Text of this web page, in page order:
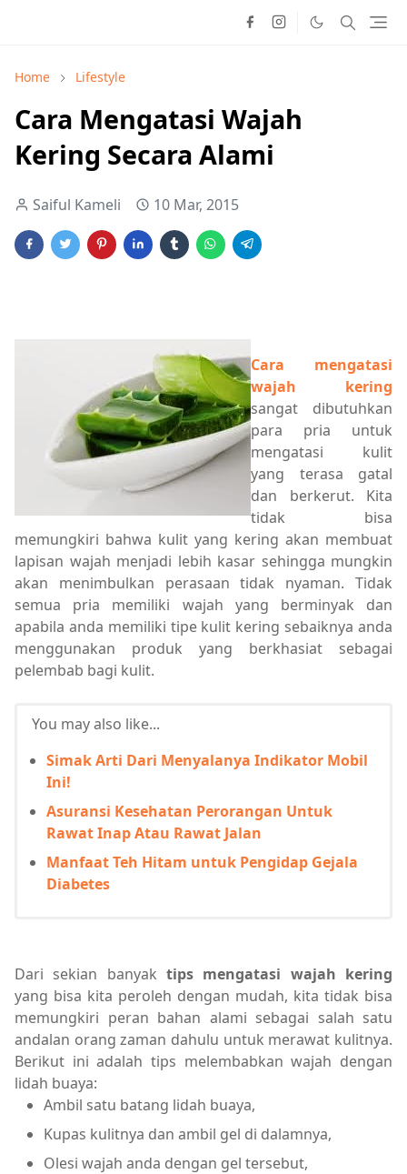
Home Lifestyle
Cara Mengatasi Wajah
Kering Secara Alami
Saiful Kameli 10 Mar, 2015
Cara mengatasi
wajah kering
sangat dibutuhkan
para pria untuk
mengatasi kulit
yang terasa gatal
dan berkerut. Kita
tidak bisa
memungkiri bahwa kulit yang kering akan membuat
lapisan wajah menjadi lebih kasar sehingga mungkin
akan menimbulkan perasaan tidak nyaman. Tidak
semua pria memiliki wajah yang berminyak dan
apabila anda memiliki tipe kulit kering sebaiknya anda
menggunakan produk yang berkhasiat sebagai
pelembab bagi kulit.
You may also like...
Simak Arti Dari Menyalanya Indikator Mobil
Ini!
Asuransi Kesehatan Perorangan Untuk
Rawat Inap Atau Rawat Jalan
Manfaat Teh Hitam untuk Pengidap Gejala
Diabetes
Dari sekian banyak tips mengatasi wajah kering
yang bisa kita peroleh dengan mudah, kita tidak bisa
memungkiri peran bahan alami sebagai salah satu
andalan orang zaman dahulu untuk merawat kulitnya.
Berikut ini adalah tips melembabkan wajah dengan
lidah buaya:
Ambil satu batang lidah buaya,
Kupas kulitnya dan ambil gel di dalamnya,
Olesi wajah anda dengan gel tersebut,